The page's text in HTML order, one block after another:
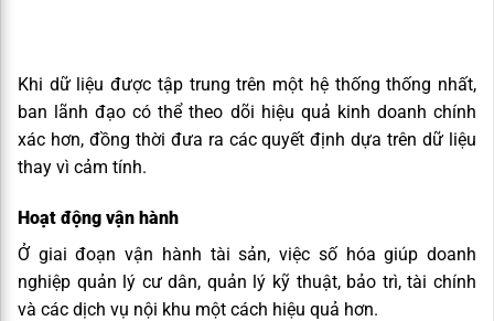
Khi dữ liệu được tập trung trên một hệ thống thống nhất,
ban lãnh đạo có thể theo dõi hiệu quả kinh doanh chính
xác hơn, đồng thời đưa ra các quyết định dựa trên dữ liệu
thay vì cảm tính.
Hoạt động vận hành
Ở giai đoạn vận hành tài sản, việc số hóa giúp doanh
nghiệp quản lý cư dân, quản lý kỹ thuật, bảo trì, tài chính
và các dịch vụ nội khu một cách hiệu quả hơn.